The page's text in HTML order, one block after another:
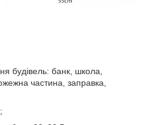
будівель: банк, школа,
частина, заправка,